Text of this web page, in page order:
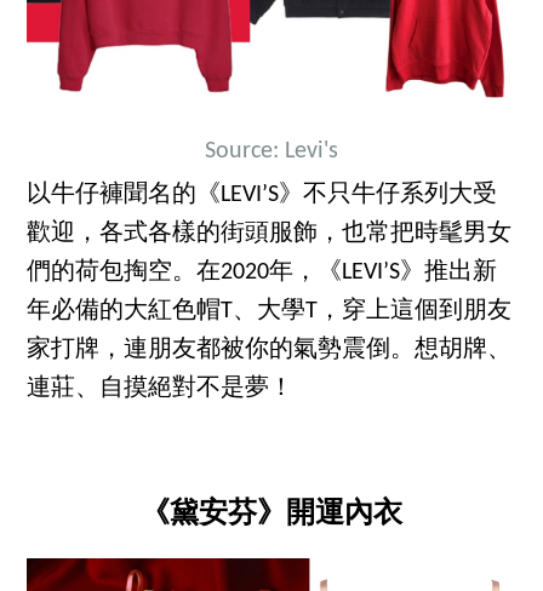
Source: Levi's
以牛仔褲聞名的《LEVI’S》不只牛仔系列大受
歡迎，各式各樣的街頭服飾，也常把時髦男女
們的荷包掏空。在2020年，《LEVI’S》推出新
年必備的大紅色帽T、大學T，穿上這個到朋友
家打牌，連朋友都被你的氣勢震倒。想胡牌、
連莊、自摸絕對不是夢！
《黛安芬》開運內衣